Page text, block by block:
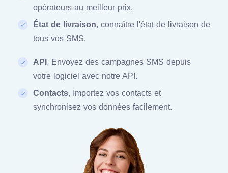
opérateurs au meilleur prix.
État de livraison, connaître l'état de livraison de
tous vos SMS.
API , Envoyez des campagnes SMS depuis
votre logiciel avec notre API.
Contacts, Importez vos contacts et
synchronisez vos données facilement.